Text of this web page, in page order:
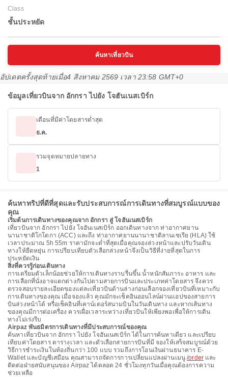
Class
ชั้นประหยัด
ค้นหาเที่ยวบิน
อัปเดตครั้งสุดท้ายเมื่อ4 สิงหาคม 2569 เวลา 23:58 GMT+0
ข้อมูลเที่ยวบินจาก อักกรา ไปยัง โจฮันเนสเบิร์ก
เดือนที่มีค่าโดยสารต่ำสุด
ธ.ค.
รวมจุดหมายปลายทาง
1
ค้นหาทริปที่ดีที่สุดและรับประสบการณ์การเดินทางที่สมบูรณ์แบบของ
คุณ
เริ่มต้นการเดินทางของคุณจาก อักกรา สู่ โจฮันเนสเบิร์ก
เที่ยวบินจาก อักกรา ไปยัง โจฮันเนสเบิร์ก ออกเดินทางจาก ท่าอากาศยาน
นานาชาติโกโตกา (ACC) และถึง ท่าอากาศยานนานาชาติลานเซเรีย (HLA) ใช้
เวลาประมาณ 5h 55m ราคามักจะต่ำที่สุดเมื่อคุณจองล่วงหน้าและปรับวันเดิน
ทางให้ยืดหยุ่น การเปรียบเทียบตัวเลือกล่วงหน้าจึงเป็นวิธีที่ง่ายที่สุดในการ
ประหยัดเงิน
สิ่งที่ควรรู้ก่อนเดินทาง
การเตรียมตัวเล็กน้อยช่วยให้การเดินทางราบรื่นขึ้น น้ำหนักสัมภาระ อาหาร และ
การเลือกที่นั่งอาจแตกต่างกันไปตามสายการบินและประเภทค่าโดยสาร จึงควร
ตรวจสอบรายละเอียดของแต่ละเที่ยวบินด้านล่างก่อนเลือกจองเที่ยวบินที่เหมาะกับ
การเดินทางของคุณ เมื่อจองแล้ว คุณมักจะเช็คอินออนไลน์ผ่านแอปของสายการ
บินล่วงหน้าได้ หรือเช็คอินที่เคาน์เตอร์สนามบินในวันเดินทาง และหากเส้นทาง
ของคุณมีการต่อเครื่อง ควรเผื่อเวลาระหว่างเที่ยวบินให้เพียงพอเพื่อให้การเดิน
ทางไม่เร่งรีบ
Airpaz พันธมิตรการเดินทางที่มีประสบการณ์ของคุณ
ค้นหาเที่ยวบินจาก อักกรา ไปยัง โจฮันเนสเบิร์ก ได้ในการค้นหาเดียว และเปรียบ
เทียบค่าโดยสาร ตารางเวลา และตัวเลือกสายการบินที่มี จองให้เสร็จสมบูรณ์ด้วย
วิธีการชำระเงินในท้องถิ่นกว่า 100 แบบ รวมถึงการโอนเงินผ่านธนาคาร E-
Wallet และบัญชีเสมือน คุณสามารถจัดการการเปลี่ยนแปลงผ่านเมนู/orderและ
ติดต่อฝ่ายสนับสนุนของ Airpaz ได้ตลอด 24 ชั่วโมงทุกวันเมื่อคุณต้องการความ
ช่วยเหลือ